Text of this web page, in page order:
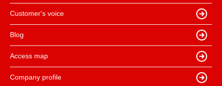
Customer's voice
Blog
Access map
Company profile